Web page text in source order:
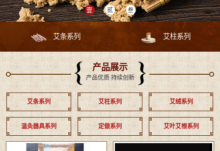
艾条系列 艾柱系列
产品展示
产品优质 持续创新
艾条系列 艾柱系列 艾绒系列
温灸器具系列 定做系列 艾叶艾根系列